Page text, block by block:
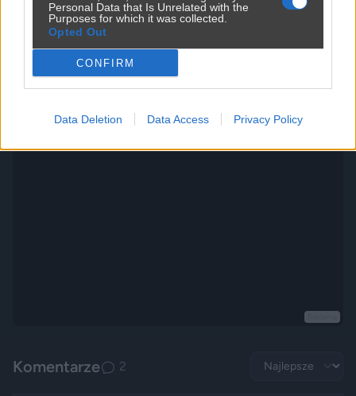
Personal Data that Is Unrelated with the
Purposes for which it was collected.
Opted Out
CONFIRM
Data Deletion Data Access Privacy Policy
Komentarze 2